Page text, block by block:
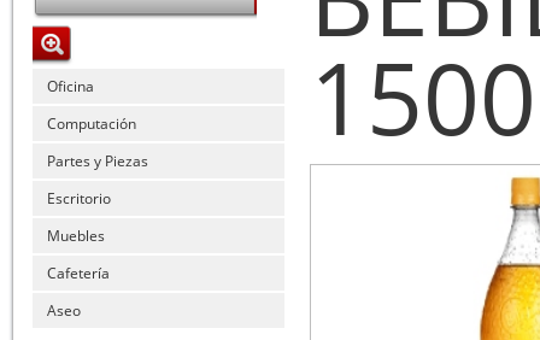
Oficina
Computación
Partes y Piezas
Escritorio
Muebles
Cafetería
Aseo